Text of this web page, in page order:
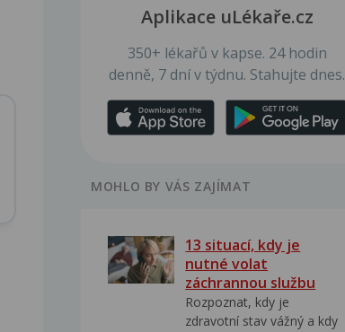
Aplikace uLékaře.cz
350+ lékařů v kapse. 24 hodin
denně, 7 dní v týdnu. Stahujte dnes.
MOHLO BY VÁS ZAJÍMAT
13 situací, kdy je
nutné volat
záchrannou službu
Rozpoznat, kdy je
zdravotní stav vážný a kdy